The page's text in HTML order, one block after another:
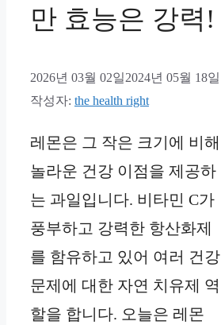
만 효능은 강력!
2026년 03월 02일2024년 05월 18일
작성자: the health right
레몬은 그 작은 크기에 비해
놀라운 건강 이점을 제공하
는 과일입니다. 비타민 C가
풍부하고 강력한 항산화제
를 함유하고 있어 여러 건강
문제에 대한 자연 치유제 역
할을 합니다. 오늘은 레몬